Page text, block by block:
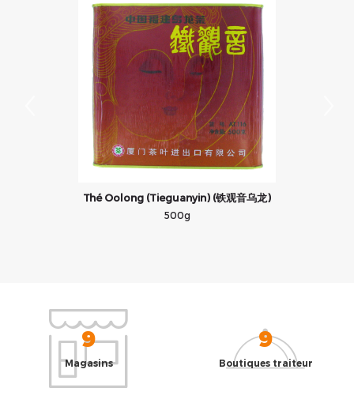
Thé Oolong (Tieguanyin) (铁观音乌龙)
500g
9
Magasins
9
Boutiques traiteur